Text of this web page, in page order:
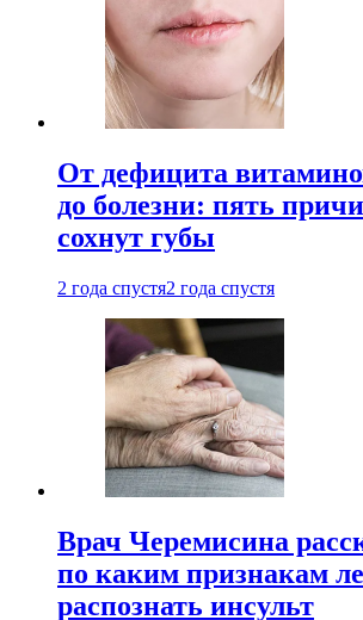
От дефицита
до болезни: пять
сохнут губы
2 года спустя2 года спустя
Врач Черемисина
по каким признакам
распознать инсульт